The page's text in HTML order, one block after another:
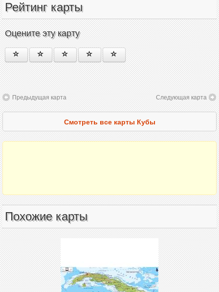
Рейтинг карты
Оцените эту карту
Предыдущая карта Следующая карта
Смотреть все карты Кубы
Похожие карты